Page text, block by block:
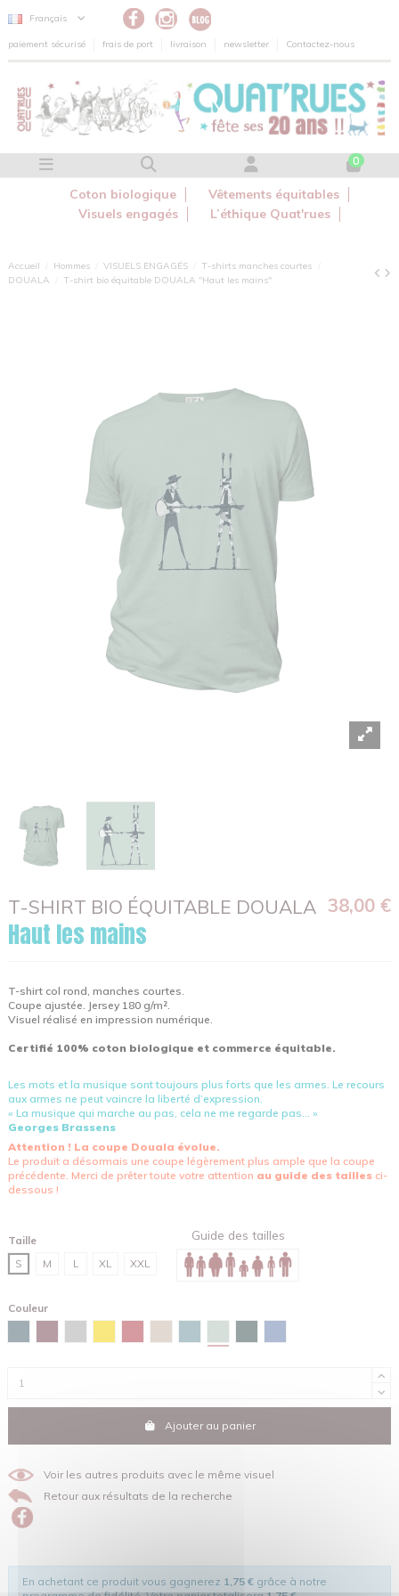
Panneau de gestion des cookies
Français
paiement sécurisé frais de port livraison newsletter Contactez-nous
0
Coton biologique
Vêtements équitables
Visuels engagés
L’éthique Quat'rues
Accueil Hommes VISUELS ENGAGÉS
T-shirts manches courtes
DOUALA
T-shirt bio équitable DOUALA "Haut les mains"
T-SHIRT BIO ÉQUITABLE DOUALA 38,00 €
Haut les mains
T-shirt col rond, manches courtes.
Coupe ajustée. Jersey 180 g/m².
Visuel réalisé en impression numérique.
Certifié 100% coton biologique et commerce équitable.
Les mots et la musique sont toujours plus forts que les armes. Le recours
aux armes ne peut vaincre la liberté d’expression.
« La musique qui marche au pas, cela ne me regarde pas... »
Georges Brassens
Attention ! La coupe Douala évolue.
Le produit a désormais une coupe légèrement plus ample que la coupe
précédente. Merci de prêter toute votre attention au guide des tailles ci-
dessous !
Taille
S
M L XL XXL
Guide des tailles
Couleur
Ajouter au panier
Voir les autres produits avec le même visuel
Retour aux résultats de la recherche
En achetant ce produit vous gagnerez 1,75 € grâce à notre